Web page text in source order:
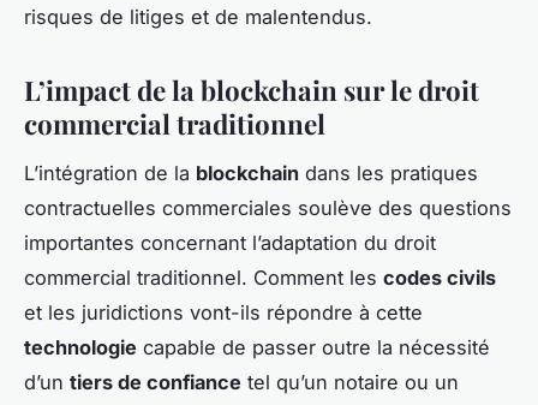
risques de litiges et de malentendus.
L’impact de la blockchain sur le droit
commercial traditionnel
L’intégration de la blockchain dans les pratiques
contractuelles commerciales soulève des questions
importantes concernant l’adaptation du droit
commercial traditionnel. Comment les codes civils
et les juridictions vont-ils répondre à cette
technologie capable de passer outre la nécessité
d’un tiers de confiance tel qu’un notaire ou un